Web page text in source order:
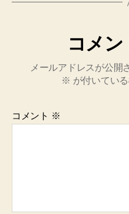
コメ
メールアドレスが公開
※ が付いてい
コメント ※